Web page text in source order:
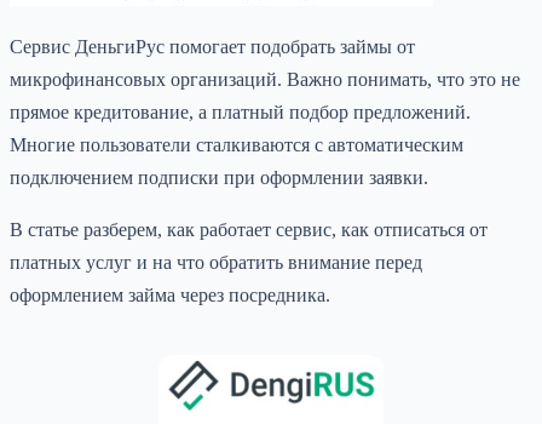
Сервис ДеньгиРус помогает подобрать займы от
микрофинансовых организаций. Важно понимать, что это не
прямое кредитование, а платный подбор предложений.
Многие пользователи сталкиваются с автоматическим
подключением подписки при оформлении заявки.
В статье разберем, как работает сервис, как отписаться от
платных услуг и на что обратить внимание перед
оформлением займа через посредника.